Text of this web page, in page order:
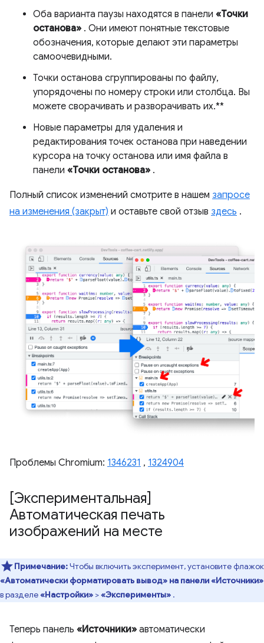
Оба варианта паузы находятся в панели «Точки
останова» . Они имеют понятные текстовые
обозначения, которые делают эти параметры
самоочевидными.
Точки останова сгруппированы по файлу,
упорядочены по номеру строки или столбца. Вы
можете сворачивать и разворачивать их.**
Новые параметры для удаления и
редактирования точек останова при наведении
курсора на точку останова или имя файла в
панели «Точки останова» .
Полный список изменений смотрите в нашем запросе
на изменения (закрыт) и оставьте свой отзыв здесь .
Проблемы Chromium: 1346231 , 1324904
[Экспериментальная]
Автоматическая печать
изображений на месте
Примечание:Чтобы включить эксперимент, установите флажок
«Автоматически форматировать вывод» на панели «Источники»
в разделе«Настройки» >«Эксперименты» .
Теперь панель «Источники» автоматически